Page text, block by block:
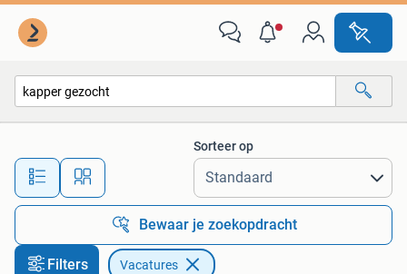
Alle afstanden…
Sorteer op
Bewaar je zoekopdracht
Filters Vacatures